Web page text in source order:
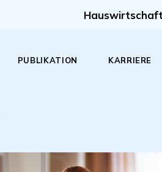
PUBLIKATION KARRIERE